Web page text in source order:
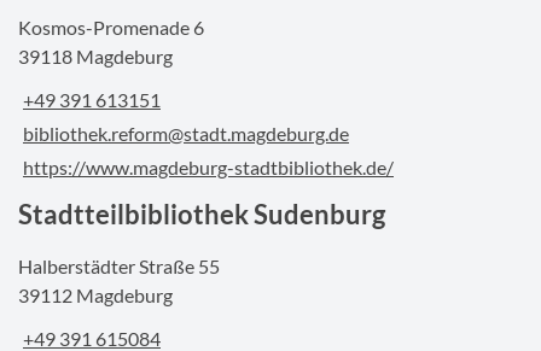
Kosmos-Promenade 6
39118 Magdeburg
+49 391 613151
bibliothek.reform@stadt.magdeburg.de
https://www.magdeburg-stadtbibliothek.de/
Stadtteilbibliothek Sudenburg
Halberstädter Straße 55
39112 Magdeburg
+49 391 615084